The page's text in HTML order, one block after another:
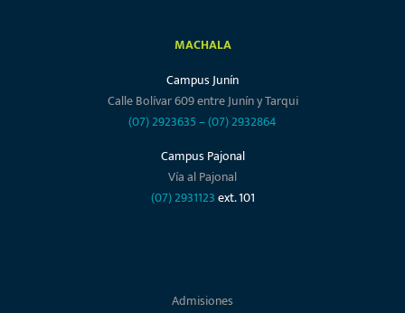
MACHALA
Campus Junín
Calle Bolívar 609 entre Junín y Tarqui
(07) 2923635–(07) 2932864
Campus Pajonal
Vía al Pajonal
(07) 2931123ext. 101
Admisiones